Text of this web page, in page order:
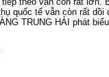
quốc tế vẫn còn rất dồi
TRUNG HẢI phát